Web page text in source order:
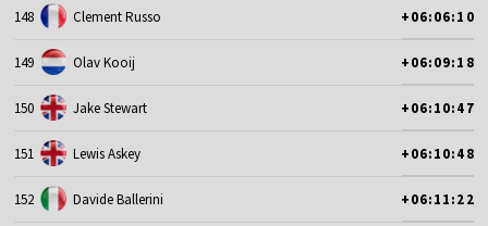
148 Clement Russo +06:06:10
149 Olav Kooij +06:09:18
150 Jake Stewart +06:10:47
151 Lewis Askey +06:10:48
152 Davide Ballerini +06:11:22